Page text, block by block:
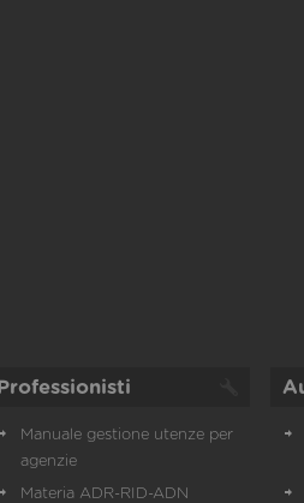
Professionisti
Manuale gestione utenze per
agenzie
Materia ADR-RID-ADN